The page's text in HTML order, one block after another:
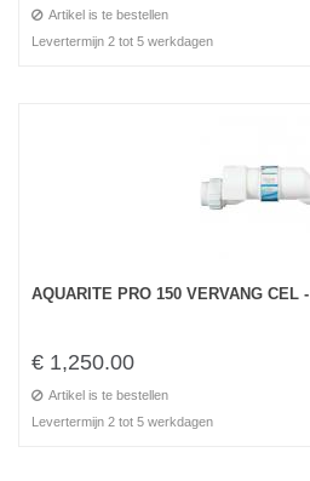
Artikel is te bestellen
Levertermijn 2 tot 5 werkdagen
AQUARITE PRO 150 VERVANG CEL
€ 1,250.00
Artikel is te bestellen
Levertermijn 2 tot 5 werkdagen